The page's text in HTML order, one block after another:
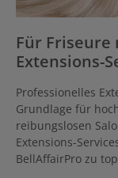
Für Friseure
Extensions-
Professionelles
Grundlage für
reibungslosen
Extensions-
BellAffairPro zu